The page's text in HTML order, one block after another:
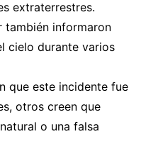
extraterrestres.
también informaron
cielo durante varios
que este incidente fue
otros creen que
o una falsa